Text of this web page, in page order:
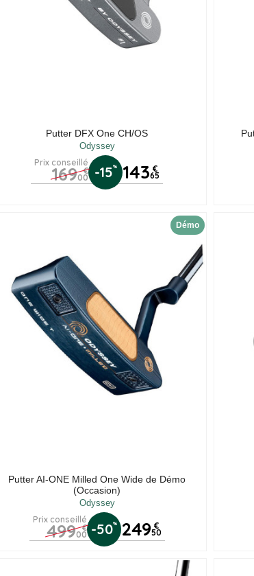
Putter DFX One CH/OS
Odyssey
Prix conseillé
169 €
00 -15% 143 €
65
Démo
Putter AI-ONE Milled One Wide de Démo
(Occasion)
Odyssey
Prix conseillé
499 €
00 -50% 249 €
50